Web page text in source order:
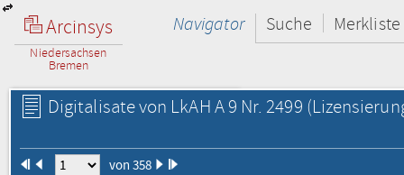
Arcinsys
Niedersachsen
Bremen
Navigator Suche Merkliste
Digitalisate von LkAH A 9 Nr. 2499
von 358